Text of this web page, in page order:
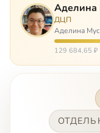
Аделина
ДЦП
Аделина
коляске.
129 684,65 ₽